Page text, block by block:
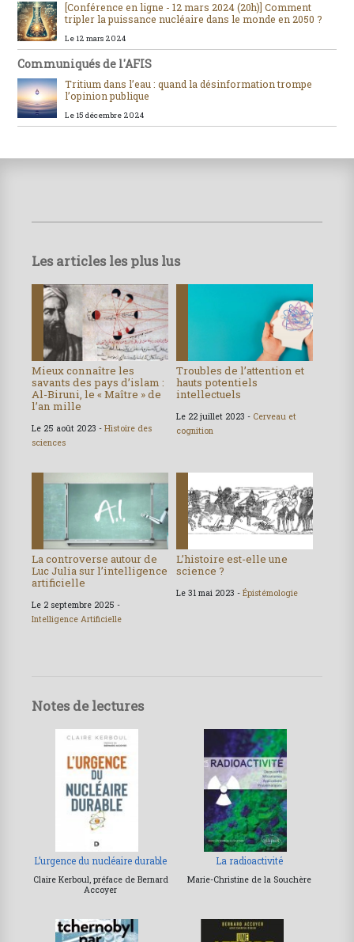
[Conférence en ligne - 12 mars 2024 (20h)] Comment
tripler la puissance nucléaire dans le monde en 2050 ?
Le 12 mars 2024
Communiqués de l'AFIS
Tritium dans l’eau : quand la désinformation trompe
l’opinion publique
Le 15 décembre 2024
Les articles les plus lus
Mieux connaître les
savants des pays d’islam :
Al-Biruni, le « Maître » de
l’an mille
Le 25 août 2023 - Histoire des
sciences
Troubles de l’attention et
hauts potentiels
intellectuels
Le 22 juillet 2023 - Cerveau et
cognition
La controverse autour de
Luc Julia sur l’intelligence
artificielle
Le 2 septembre 2025 -
Intelligence Artificielle
L’histoire est-elle une
science ?
Le 31 mai 2023 - Épistémologie
Notes de lectures
L’urgence du nucléaire durable
Claire Kerboul, préface de Bernard
Accoyer
La radioactivité
Marie-Christine de la Souchère